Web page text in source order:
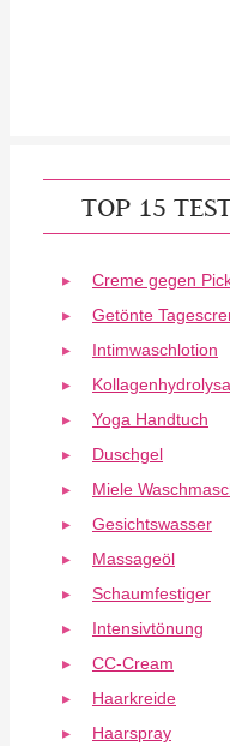
TOP 15
Creme gegen
Getönte
Intimwaschlotion
Yoga Handtuch
Duschgel
Miele
Gesichtswasser
Massageöl
Schaumfestiger
Intensivtönung
CC-Cream
Haarkreide
Haarspray